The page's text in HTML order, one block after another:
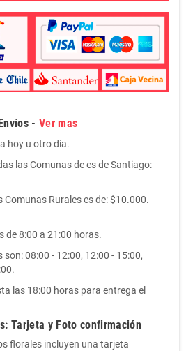
-Ver mas
hoy u otro día.
las Comunas de es de Santiago:
Comunas Rurales es de: $10.000.
de 8:00 a 21:00 horas.
08:00 - 12:00, 12:00 - 15:00,
las 18:00 horas para entrega el
Tarjeta y Foto confirmación
florales incluyen una tarjeta